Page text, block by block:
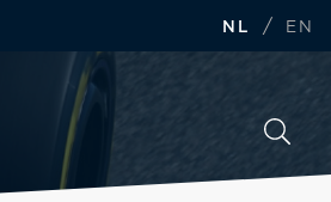
NL / EN